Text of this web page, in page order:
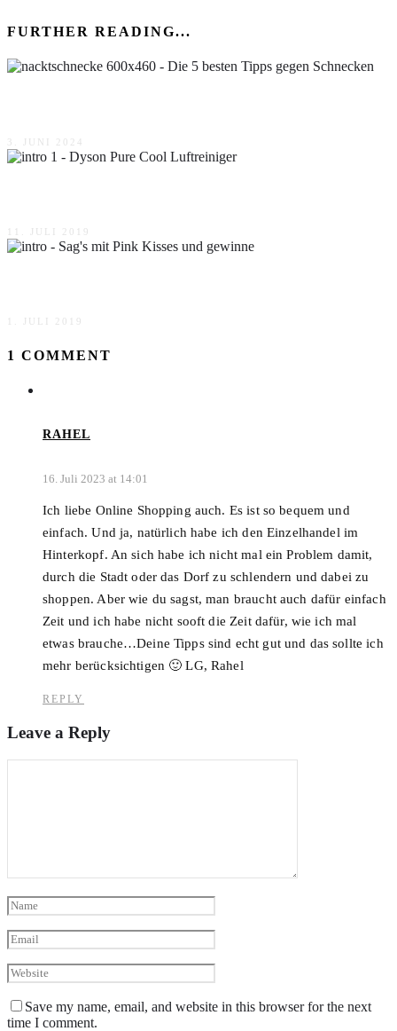
FURTHER READING...
3. JUNI 2024
11. JULI 2019
1. JULI 2019
1 COMMENT
RAHEL
16. Juli 2023 at 14:01
Ich liebe Online Shopping auch. Es ist so bequem und
einfach. Und ja, natürlich habe ich den Einzelhandel im
Hinterkopf. An sich habe ich nicht mal ein Problem damit,
durch die Stadt oder das Dorf zu schlendern und dabei zu
shoppen. Aber wie du sagst, man braucht auch dafür einfach
Zeit und ich habe nicht sooft die Zeit dafür, wie ich mal
etwas brauche…Deine Tipps sind echt gut und das sollte ich
mehr berücksichtigen 🙂 LG, Rahel
REPLY
Leave a Reply
Save my name, email, and website in this browser for the next
time I comment.